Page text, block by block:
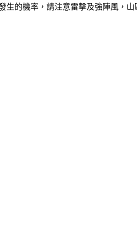
的機率，請注意雷擊及強陣風，